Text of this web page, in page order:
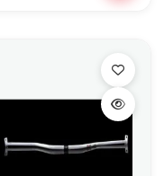
le châssis stable et